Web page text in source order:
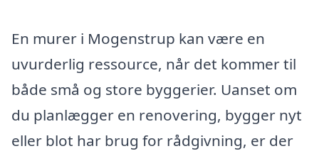
En murer i Mogenstrup kan være en
uvurderlig ressource, når det kommer til
både små og store byggerier. Uanset om
du planlægger en renovering, bygger nyt
eller blot har brug for rådgivning, er der